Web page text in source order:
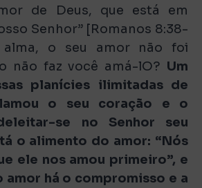
de Deus, que está em
Senhor” [Romanos 8:38-
alma, o seu amor não foi
não faz você amá-lO? Um
planícies ilimitadas de
o seu coração e o
se no Senhor seu
o alimento do amor: “Nós
ele nos amou primeiro”, e
há o compromisso e a